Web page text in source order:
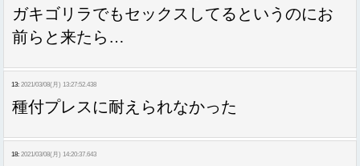
ガキゴリラでもセックスしてるというのにお
前らと来たら…
13: 2021/03/08(月) 13:27:52.438
種付プレスに耐えられなかった
18: 2021/03/08(月) 14:20:37.643